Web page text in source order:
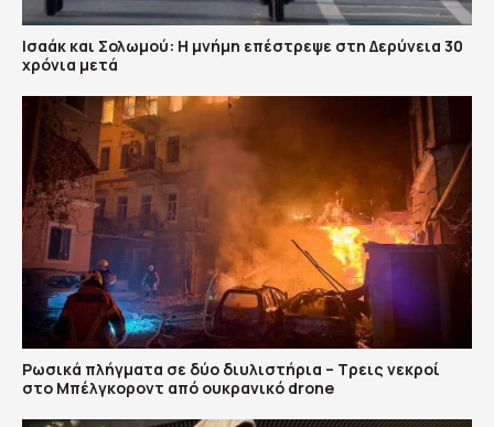
Ισαάκ και Σολωμού: Η μνήμη επέστρεψε στη Δερύνεια 30
χρόνια μετά
Ρωσικά πλήγματα σε δύο διυλιστήρια – Τρεις νεκροί
στο Μπέλγκοροντ από ουκρανικό drone